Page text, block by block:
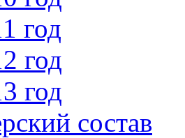
год
год
год
состав